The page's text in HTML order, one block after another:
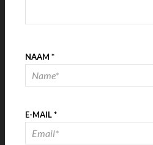
NAAM *
E-MAIL*